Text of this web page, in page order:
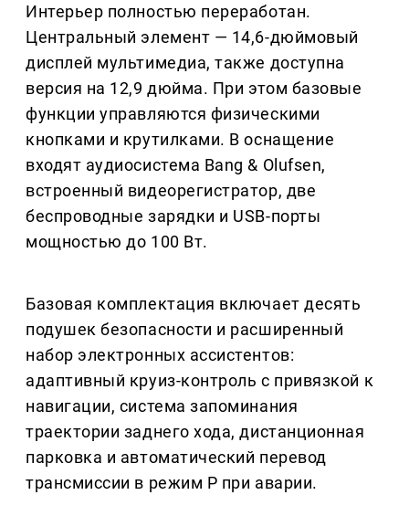
Интерьер полностью переработан.
Центральный элемент — 14,6-дюймовый
дисплей мультимедиа, также доступна
версия на 12,9 дюйма. При этом базовые
функции управляются физическими
кнопками и крутилками. В оснащение
входят аудиосистема Bang & Olufsen,
встроенный видеорегистратор, две
беспроводные зарядки и USB-порты
мощностью до 100 Вт.
Базовая комплектация включает десять
подушек безопасности и расширенный
набор электронных ассистентов:
адаптивный круиз-контроль с привязкой к
навигации, система запоминания
траектории заднего хода, дистанционная
парковка и автоматический перевод
трансмиссии в режим P при аварии.